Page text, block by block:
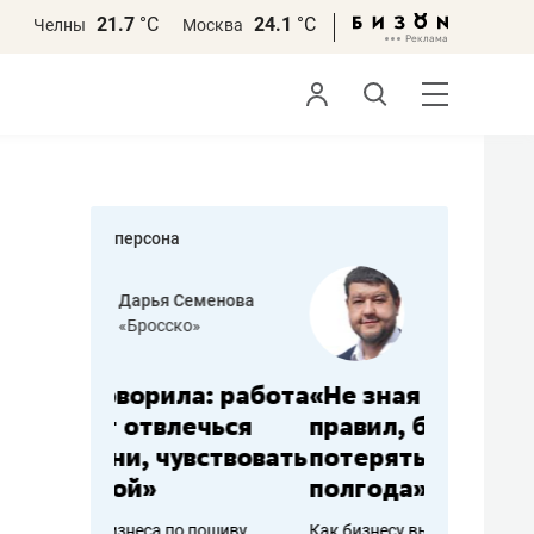
Челны 21.7 °С Москва 24.1 °С
персона
работа
Василь Мазитов
«Не зная местных
правил, бизнес может
потерять минимум
полгода»